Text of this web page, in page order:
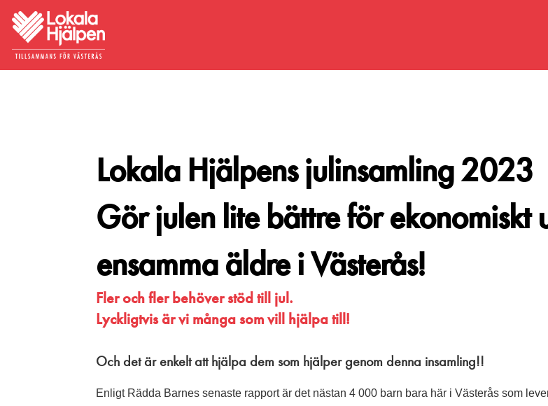
Lokala Hjälpens julinsamling 2023
Gör julen lite bättre för ekonomiskt
ensamma äldre i Västerås!
Fler och fler behöver stöd till jul.
Lyckligtvis är vi många som vill hjälpa till!
Och det är enkelt att hjälpa dem som hjälper genom denna insamling!!
Enligt Rädda Barnes senaste rapport är det nästan 4 000 barn bara här i Västerås som